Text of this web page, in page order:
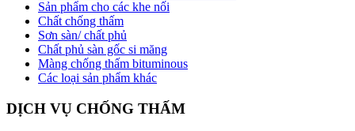
Sản phẩm cho các khe nối
Chất chống thấm
Sơn sàn/ chất phủ
Chất phủ sàn gốc si măng
Màng chống thấm bituminous
Các loại sản phẩm khác
DỊCH VỤ CHỐNG THẤM